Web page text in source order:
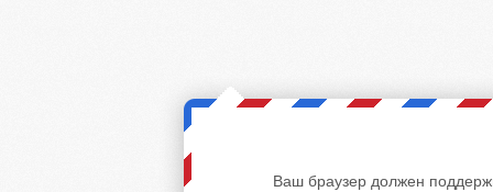
Ваш браузер должен